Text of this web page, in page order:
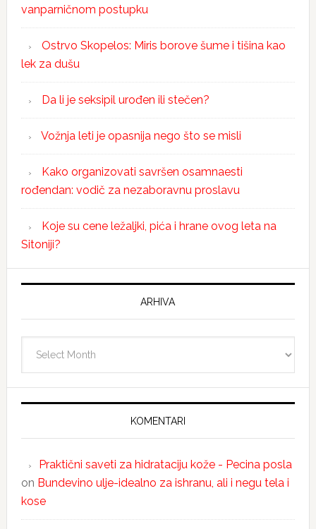
vanparničnom postupku
Ostrvo Skopelos: Miris borove šume i tišina kao
lek za dušu
Da li je seksipil urođen ili stečen?
Vožnja leti je opasnija nego što se misli
Kako organizovati savršen osamnaesti
rođendan: vodič za nezaboravnu proslavu
Koje su cene ležaljki, pića i hrane ovog leta na
Sitoniji?
ARHIVA
KOMENTARI
Praktični saveti za hidrataciju kože - Pecina posla
on Bundevino ulje-idealno za ishranu, ali i negu tela i
kose